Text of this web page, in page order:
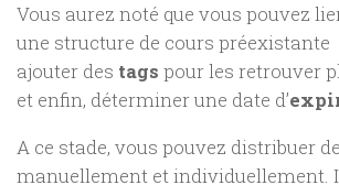
Vous aurez noté que vous pouvez
une structure de cours préexistante
ajouter des tags pour les retrouver
et enfin, déterminer une date d’
A ce stade, vous pouvez distribuer
manuellement et individuellement.